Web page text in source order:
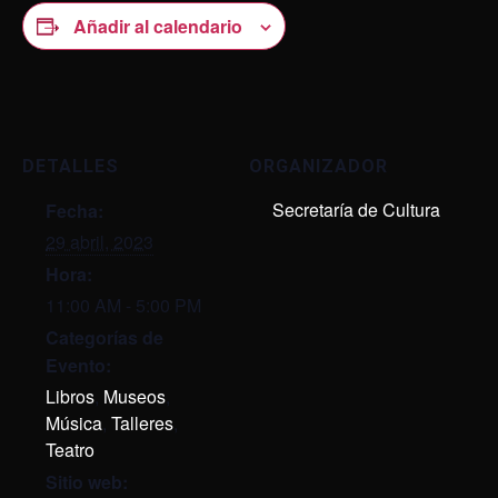
Añadir al calendario
DETALLES
Fecha:
29 abril, 2023
Hora:
11:00 AM - 5:00 PM
Categorías de
Evento:
Libros, Museos,
Música, Talleres,
Teatro
Sitio web:
ORGANIZADOR
Secretaría de Cultura